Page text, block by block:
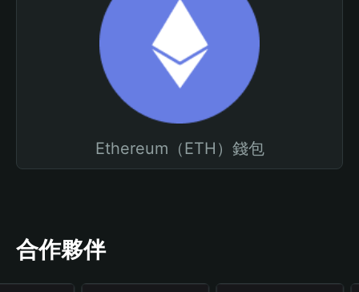
Ethereum（ETH）錢包
合作夥伴